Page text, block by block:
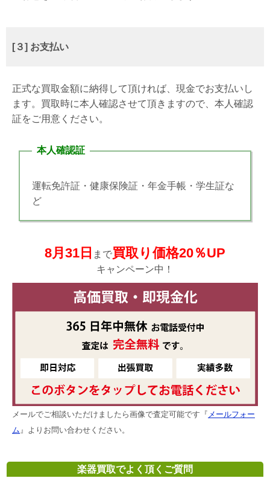
[３] お支払い
正式な買取金額に納得して頂ければ、現金でお支払いし
ます。買取時に本人確認させて頂きますので、本人確認
証をご用意ください。
本人確認証
運転免許証・健康保険証・年金手帳・学生証な
ど
8月31日 まで買取り価格20％UP
キャンペーン中！
メールでご相談いただけましたら画像で査定可能です『 メールフォー
ム 』よりお問い合わせください。
楽器買取でよく頂くご質問